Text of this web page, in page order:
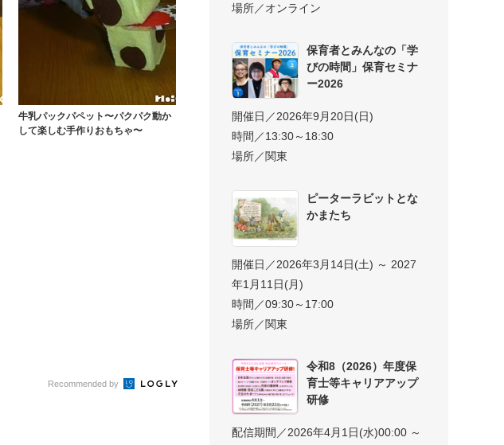
牛乳パックパペット〜パクパク動か
して楽しむ手作りおもちゃ〜
Recommended by
場所／オンライン
保育者とみんなの「学
びの時間」保育セミナ
ー2026
開催日／2026年9月20日(日)
時間／13:30～18:30
場所／関東
ピーターラビットとな
かまたち
開催日／2026年3月14日(土) ～ 2027
年1月11日(月)
時間／09:30～17:00
場所／関東
令和8（2026）年度保
育士等キャリアアップ
研修
配信期間／2026年4月1日(水)00:00 ～